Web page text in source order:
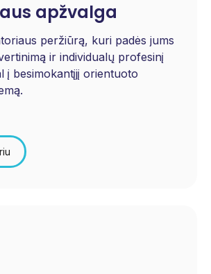
apžvalga
peržiūrą, kuri padės jums
ir individualų profesinį
į besimokantįjį orientuoto